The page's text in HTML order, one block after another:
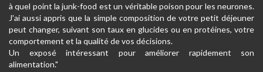
à quel point la junk-food est un véritable poison pour les neurones.
J'ai aussi appris que la simple composition de votre petit déjeuner
peut changer, suivant son taux en glucides ou en protéines, votre
comportement et la qualité de vos décisions.
Un exposé intéressant pour améliorer rapidement son
alimentation."